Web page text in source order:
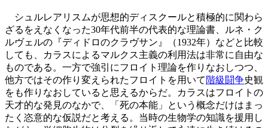
シュルレアリスムが思想的ディスクールと積極的に関わら
ざるをえなくなった30年代前半の代表的な理論書、ルネ・ク
ルヴェルの『ディドロのクラヴサン』（1932年）などと比較
しても、カラスによるマルクス主義の利用法は非常に自由な
ものである。一方で強引にフロイト理論を作りなおしつつ、
他方ではその作り変えられたフロイトを用いて 階級闘争史観
をも作りなおしていると思えるからだ。カラスはフロイトの
天才的な発見のなかで、「死の本能」という概念だけはまっ
たく恣意的な仮説だと考える。当時の生物学の知識を援用し